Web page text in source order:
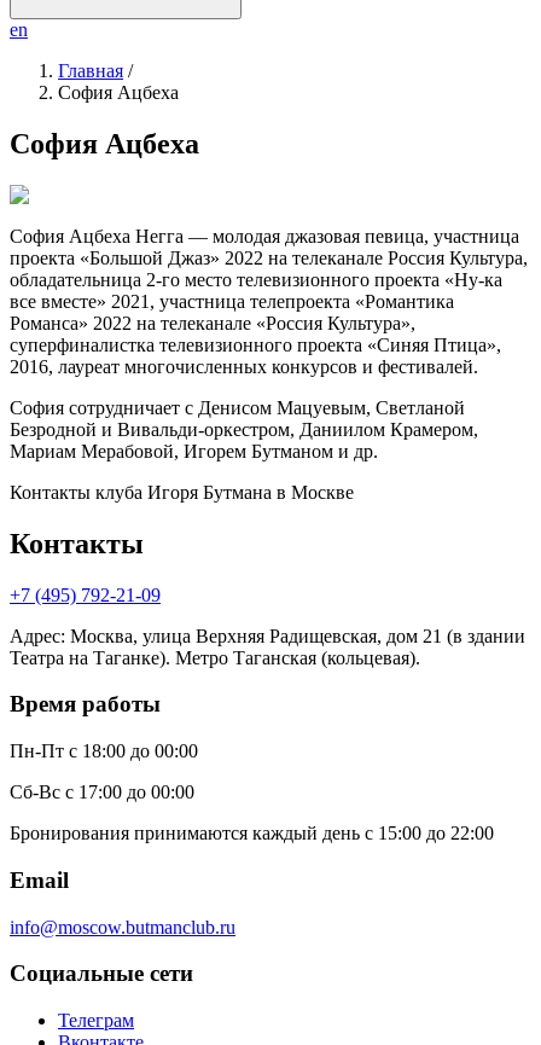
en
Главная /
София Ацбеха
София Ацбеха
София Ацбеха Негга — молодая джазовая певица, участница
проекта «Большой Джаз» 2022 на телеканале Россия Культура,
обладательница 2-го место телевизионного проекта «Ну-ка
все вместе» 2021, участница телепроекта «Романтика
Романса» 2022 на телеканале «Россия Культура»,
суперфиналистка телевизионного проекта «Синяя Птица»,
2016, лауреат многочисленных конкурсов и фестивалей.
София сотрудничает с Денисом Мацуевым, Светланой
Безродной и Вивальди-оркестром, Даниилом Крамером,
Мариам Мерабовой, Игорем Бутманом и др.
Контакты клуба Игоря Бутмана в Москве
Контакты
+7 (495) 792-21-09
Адрес: Москва, улица Верхняя Радищевская, дом 21 (в здании
Театра на Таганке). Метро Таганская (кольцевая).
Время работы
Пн-Пт с 18:00 до 00:00
Сб-Вс с 17:00 до 00:00
Бронирования принимаются каждый день с 15:00 до 22:00
Email
info@moscow.butmanclub.ru
Социальные сети
Телеграм